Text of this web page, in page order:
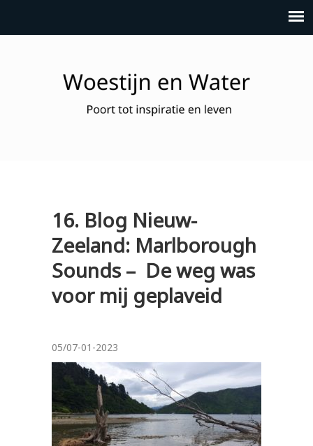
16. Blog Nieuw-
Zeeland: Marlborough
Sounds – De weg was
voor mij geplaveid
05/07-01-2023